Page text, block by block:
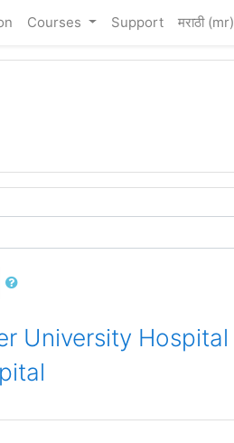
Courses Support मराठी ‎(mr)‎
University Hospital